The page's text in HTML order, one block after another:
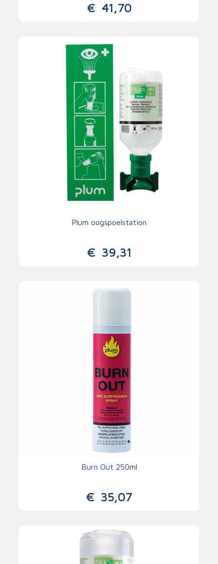
€41,70
Plum oogspoelstation
€39,31
Burn Out 250ml
€ 35,07